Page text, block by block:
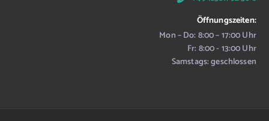
Öffnungszeiten:
Mon – Do: 8:00 – 17:00 Uhr
Fr: 8:00 - 13:00 Uhr
Samstags: geschlossen